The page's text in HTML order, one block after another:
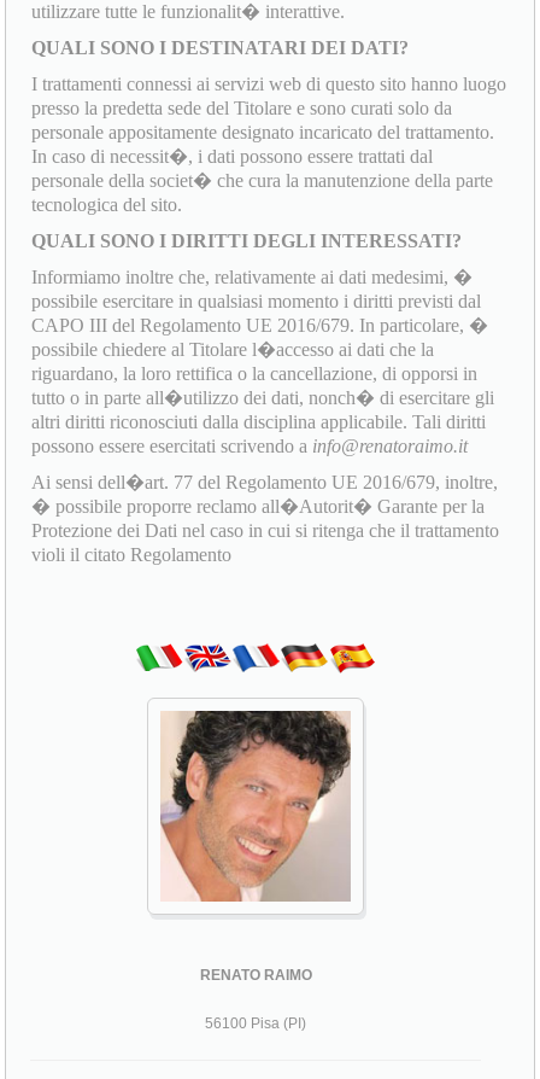
utilizzare tutte le funzionalit� interattive.
QUALI SONO I DESTINATARI DEI DATI?
I trattamenti connessi ai servizi web di questo sito hanno luogo
presso la predetta sede del Titolare e sono curati solo da
personale appositamente designato incaricato del trattamento.
In caso di necessit�, i dati possono essere trattati dal
personale della societ� che cura la manutenzione della parte
tecnologica del sito.
QUALI SONO I DIRITTI DEGLI INTERESSATI?
Informiamo inoltre che, relativamente ai dati medesimi, �
possibile esercitare in qualsiasi momento i diritti previsti dal
CAPO III del Regolamento UE 2016/679. In particolare, �
possibile chiedere al Titolare l�accesso ai dati che la
riguardano, la loro rettifica o la cancellazione, di opporsi in
tutto o in parte all�utilizzo dei dati, nonch� di esercitare gli
altri diritti riconosciuti dalla disciplina applicabile. Tali diritti
possono essere esercitati scrivendo a info@renatoraimo.it
Ai sensi dell�art. 77 del Regolamento UE 2016/679, inoltre,
� possibile proporre reclamo all�Autorit� Garante per la
Protezione dei Dati nel caso in cui si ritenga che il trattamento
violi il citato Regolamento
RENATO RAIMO
56100 Pisa (PI)